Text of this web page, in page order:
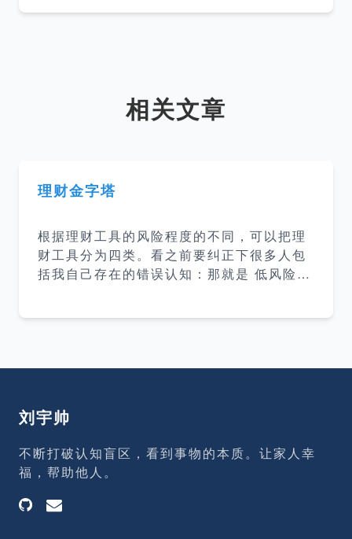
相关文章
理财金字塔
根据理财工具的风险程度的不同，可以把理
财工具分为四类。看之前要纠正下很多人包
括我自己存在的错误认知：那就是 低风险低
的理财工具 这类理财工具包含：国债、定期
（保本型），这五类理财工具都是没有风
险，但是收益率也比较低，年收益率一般在
3%-5% 左右。 虽然这些理财工具收益低，
但却是现金管理的好工具。很多人把钱放入
银行卡存活期，活期的年化利率只有0.3
5%，还不到这五类工具的十分之一。 第二
刘宇帅
不断打破认知盲区，看到事物的本质。让家人幸
福，帮助他人。